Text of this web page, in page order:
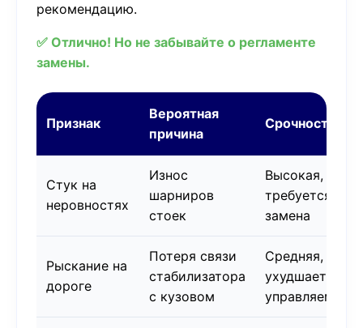
рекомендацию.
✅ Отлично! Но не забывайте о регламенте
замены.
Признак
Вероятная
причина
Срочность
Стук на
неровностях
Износ
шарниров
стоек
Высокая,
требуется
замена
Рыскание на
дороге
Потеря связи
стабилизатора
с кузовом
Средняя, но
ухудшает
управляемость